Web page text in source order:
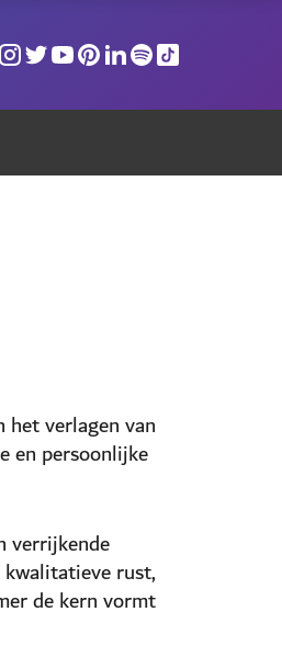
het verlagen van
en persoonlijke
verrijkende
kwalitatieve rust,
de kern vormt